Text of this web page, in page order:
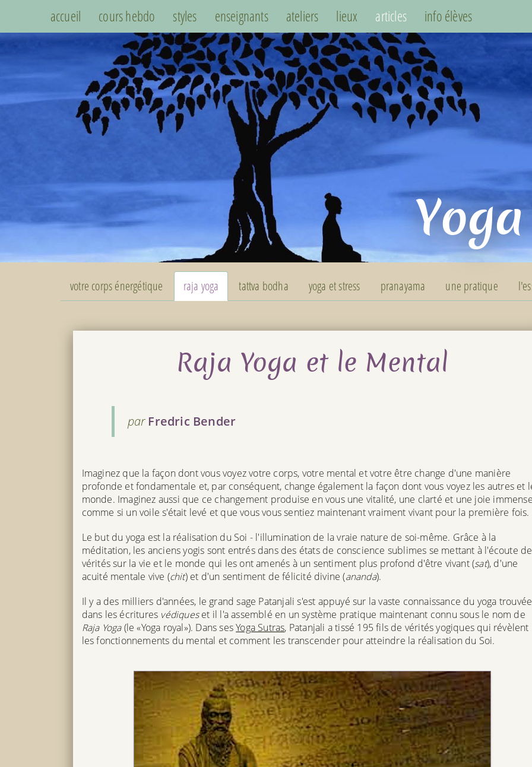
accueil cours hebdo styles enseignants ateliers lieux articles info élèves
votre corps énergétique raja yoga tattva bodha yoga et stress pranayama une pratique
Raja Yoga et le Mental
par Fredric Bender
Imaginez que la façon dont vous voyez votre corps, votre mental et votre être change d'une manière
profonde et fondamentale et, par conséquent, change également la façon dont vous voyez les autres et
monde. Imaginez aussi que ce changement produise en vous une vitalité, une clarté et une joie
comme si un voile s'était levé et que vous vous sentiez maintenant vraiment vivant pour la première fois.
Le but du yoga est la réalisation du Soi - l'illumination de la vraie nature de soi-même. Grâce à la
méditation, les anciens yogis sont entrés dans des états de conscience sublimes se mettant à l'écoute
vérités sur la vie et le monde qui les ont amenés à un sentiment plus profond d'être vivant (sat), d'une
acuité mentale vive (chit) et d'un sentiment de félicité divine (ananda).
Il y a des milliers d'années, le grand sage Patanjali s'est appuyé sur la vaste connaissance du yoga trouvée
dans les écritures védiqueset il l'a assemblé en un système pratique maintenant connu sous le nom de
Raja Yoga(le «Yoga royal»). Dans sesYoga Sutras, Patanjali a tissé 195 fils de vérités yogiques qui révèlent
les fonctionnements du mental et comment les transcender pour atteindre la réalisation du Soi.